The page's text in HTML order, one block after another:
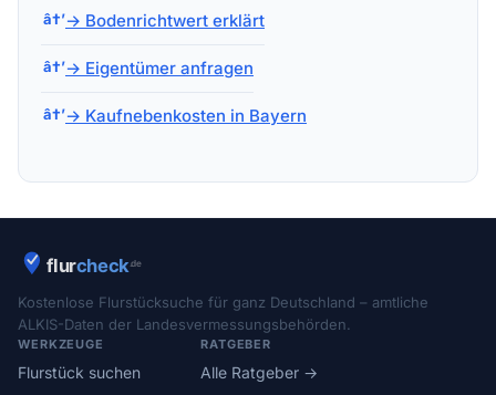
→ Bodenrichtwert erklärt
→ Eigentümer anfragen
→ Kaufnebenkosten in Bayern
Kostenlose Flurstücksuche für ganz Deutschland – amtliche
ALKIS-Daten der Landesvermessungsbehörden.
WERKZEUGE
Flurstück suchen
RATGEBER
Alle Ratgeber →